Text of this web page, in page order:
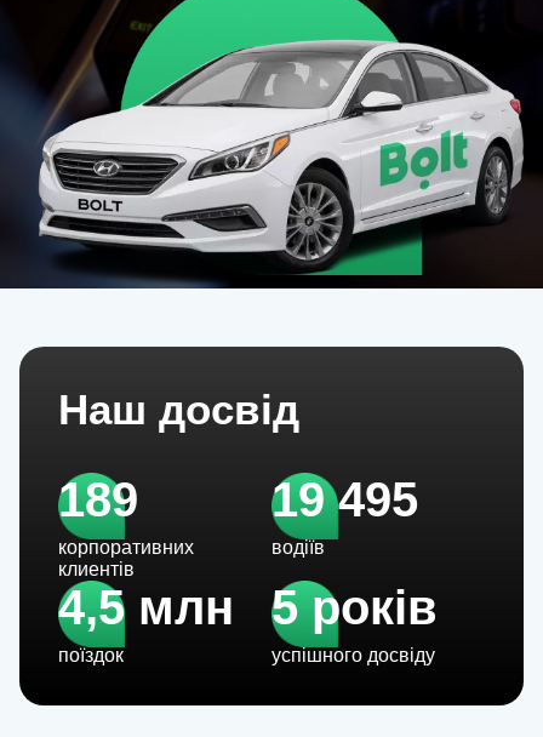
Наш досвід
189
корпоративних
клиентів
19 495
водіїв
4,5 млн
поїздок
5 років
успішного досвіду